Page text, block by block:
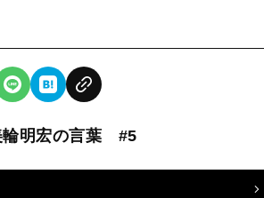
輪明宏の言葉 #5
arrow_forward_ios